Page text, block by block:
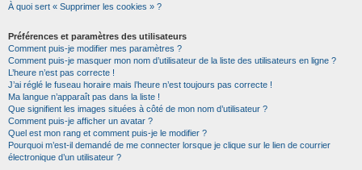
À quoi sert « Supprimer les cookies » ?
Préférences et paramètres des utilisateurs
Comment puis-je modifier mes paramètres ?
Comment puis-je masquer mon nom d’utilisateur de la liste des utilisateurs en ligne ?
L’heure n’est pas correcte !
J’ai réglé le fuseau horaire mais l’heure n’est toujours pas correcte !
Ma langue n’apparaît pas dans la liste !
Que signifient les images situées à côté de mon nom d’utilisateur ?
Comment puis-je afficher un avatar ?
Quel est mon rang et comment puis-je le modifier ?
Pourquoi m’est-il demandé de me connecter lorsque je clique sur le lien de courrier
électronique d’un utilisateur ?